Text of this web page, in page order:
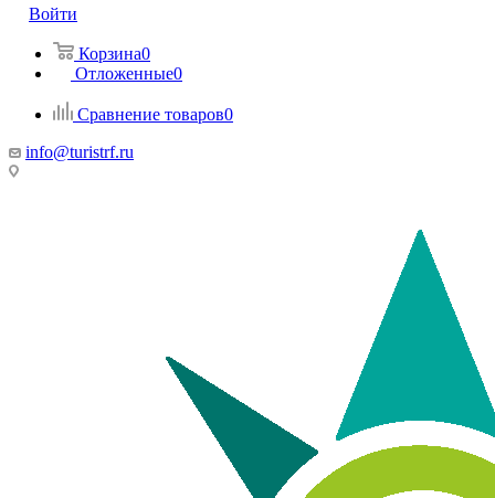
Войти
Корзина0
Отложенные0
Сравнение товаров0
info@turistrf.ru